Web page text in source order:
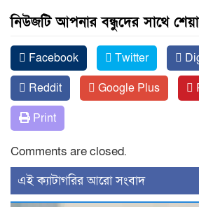
নিউজটি আপনার বন্ধুদের সাথে
Facebook Twitter
Reddit
Google Plus
Print
Comments are closed.
‍এই ক্যাটাগরির ‍আরো সংবাদ